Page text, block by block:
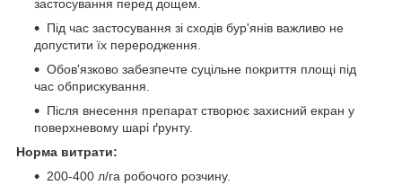
застосування перед дощем.
Під час застосування зі сходів бур'янів важливо не
допустити їх переродження.
Обов'язково забезпечте суцільне покриття площі під
час обприскування.
Після внесення препарат створює захисний екран у
поверхневому шарі ґрунту.
Норма витрати:
200-400 л/га робочого розчину.